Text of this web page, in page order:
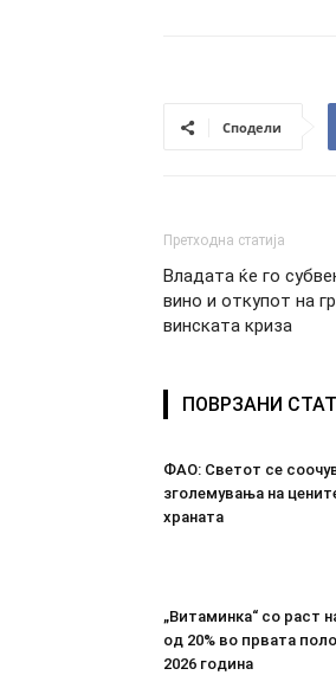
Сподели
Претходна статија
Владата ќе го
вино и откупот на
винската криза
ПОВРЗАНИ
ФАО: Светот се
зголемувања на
храната
„Витаминка“ со раст
од 20% во првата
2026 година